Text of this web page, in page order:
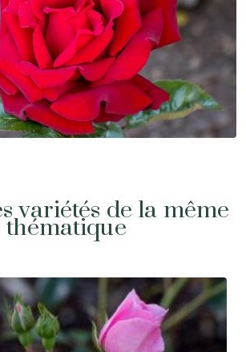
variétés de la même
thématique